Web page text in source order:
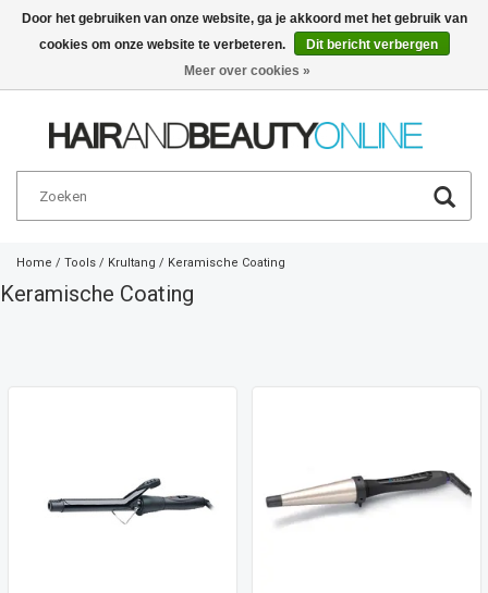
Nederlands €
Home / Tools / Krultang / Keramische Coating
Keramische Coating
Door het gebruiken van onze website, ga je akkoord met het gebruik van
cookies om onze website te verbeteren.
Dit bericht verbergen
Meer over cookies »